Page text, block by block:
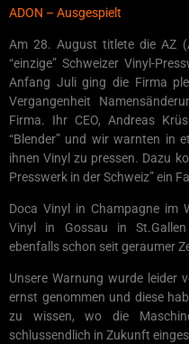
ADON – Ausgespielt
Am 28. August titlete die AZ
“einzige” Schweizer Vinyl-
Anfang Juli ging die Firma
Vergangenheit
Firma. Ihr CEO, Andreas
“Blender” und wir warnten in
ihnen Vinyl zu pressen. Dazu
Presswerk in der Schweiz” ein
Doca Vinyl in Champagne im
Vinyl in Gossau in St.Gallen
ebenfalls schon seit geraumer
Unsere Warnung wurde leider
ernst genommen und diese
zu wissen, wo die
schlussendlich in Zukunft